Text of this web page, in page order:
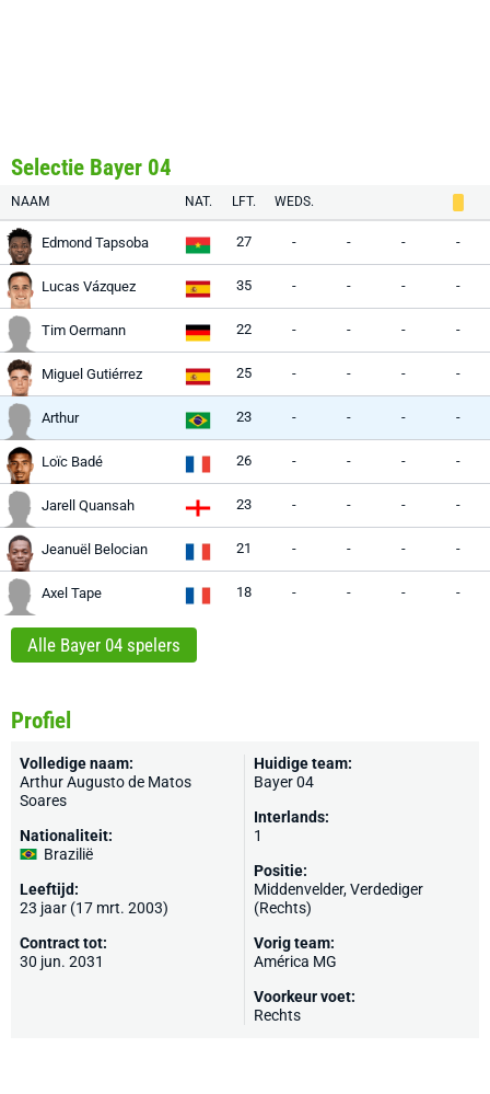
Selectie Bayer 04
NAAM NAT. LFT. WEDS.
Edmond Tapsoba 27 - - - -
Lucas Vázquez 35 - - - -
Tim Oermann 22 - - - -
Miguel Gutiérrez 25 - - - -
Arthur 23 - - - -
Loïc Badé 26 - - - -
Jarell Quansah 23 - - - -
Jeanuël Belocian 21 - - - -
Axel Tape 18 - - - -
Alle Bayer 04 spelers
Profiel
Volledige naam:
Arthur Augusto de Matos
Soares
Nationaliteit:
Brazilië
Leeftijd:
23 jaar (17 mrt. 2003)
Contract tot:
30 jun. 2031
Huidige team:
Bayer 04
Interlands:
1
Positie:
Middenvelder, Verdediger
(Rechts)
Vorig team:
América MG
Voorkeur voet:
Rechts